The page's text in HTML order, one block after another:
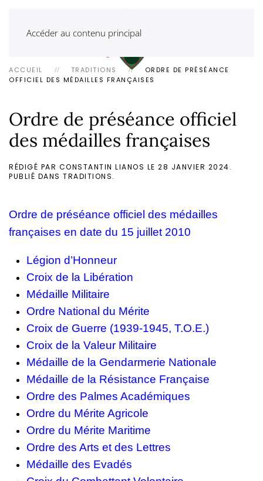
Accéder au contenu principal
ACCUEIL TRADITIONS
ORDRE DE PRÉSÉANCE
OFFICIEL DES MÉDAILLES FRANÇAISES
Ordre de préséance officiel
des médailles françaises
RÉDIGÉ PAR CONSTANTIN LIANOS LE 28 JANVIER 2024.
PUBLIÉ DANS TRADITIONS.
Ordre de préséance officiel des médailles
françaises en date du 15 juillet 2010
Légion d’Honneur
Croix de la Libération
Médaille Militaire
Ordre National du Mérite
Croix de Guerre (1939-1945, T.O.E.)
Croix de la Valeur Militaire
Médaille de la Gendarmerie Nationale
Médaille de la Résistance Française
Ordre des Palmes Académiques
Ordre du Mérite Agricole
Ordre du Mérite Maritime
Ordre des Arts et des Lettres
Médaille des Evadés